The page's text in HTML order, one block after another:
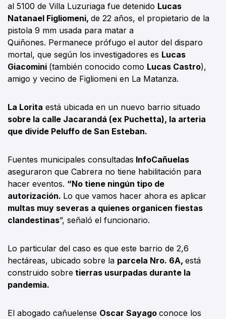
al 5100 de Villa Luzuriaga fue detenido Lucas
Natanael Figliomeni, de 22 años, el propietario de la
pistola 9 mm usada para matar a
Quiñones. Permanece prófugo el autor del disparo
mortal, que según los investigadores es Lucas
Giacomini (también conocido como Lucas Castro),
amigo y vecino de Figliomeni en La Matanza.
La Lorita está ubicada en un nuevo barrio situado
sobre la calle Jacarandá (ex Puchetta), la arteria
que divide Peluffo de San Esteban.
Fuentes municipales consultadas InfoCañuelas
aseguraron que Cabrera no tiene habilitación para
hacer eventos. “No tiene ningún tipo de
autorización. Lo que vamos hacer ahora es aplicar
multas muy severas a quienes organicen fiestas
clandestinas”, señaló el funcionario.
Lo particular del caso es que este barrio de 2,6
hectáreas, ubicado sobre la parcela Nro. 6A, está
construido sobre tierras usurpadas durante la
pandemia.
El abogado cañuelense Oscar Sayago conoce los